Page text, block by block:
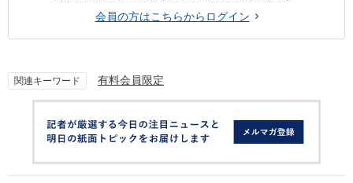
会員の方はこちらからログイン
関連キーワード 有料会員限定